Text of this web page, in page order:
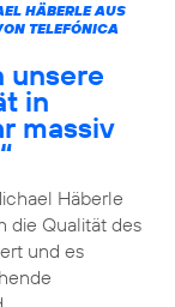
HÄBERLE AUS
TELEFÓNICA
unsere
in
massiv
Häberle
die Qualität des
und es